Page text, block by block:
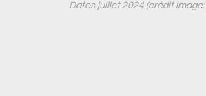
Dates juillet 2024 (crédit image: